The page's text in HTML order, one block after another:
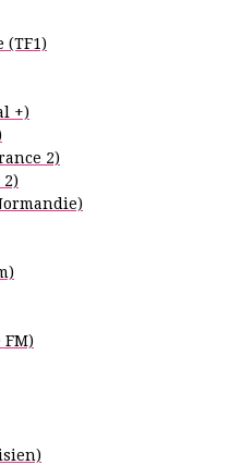
(TF1)
+)
2)
2)